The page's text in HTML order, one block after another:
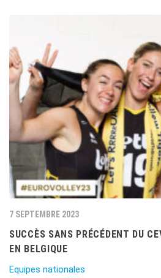
7 SEPTEMBRE 2023
SUCCÈS SANS PRÉCÉDENT DU
EN BELGIQUE
Equipes nationales